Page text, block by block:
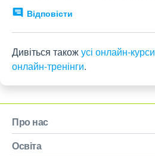
Відповісти
Дивіться такожусі онлайн-курси
онлайн-тренінги.
Про нас
Освіта